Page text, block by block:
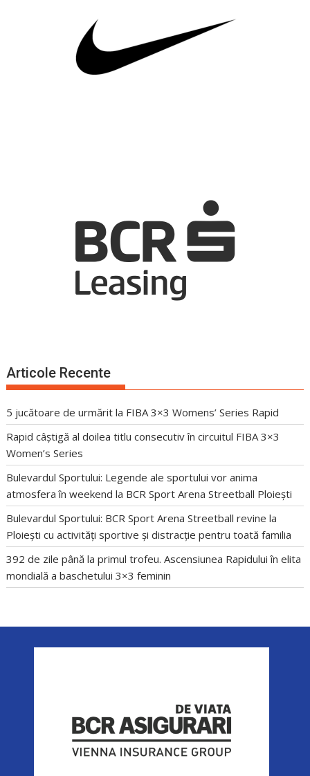
Articole Recente
5 jucătoare de urmărit la FIBA 3×3 Womens’ Series Rapid
Rapid câștigă al doilea titlu consecutiv în circuitul FIBA 3×3
Women’s Series
Bulevardul Sportului: Legende ale sportului vor anima
atmosfera în weekend la BCR Sport Arena Streetball Ploiești
Bulevardul Sportului: BCR Sport Arena Streetball revine la
Ploiești cu activități sportive și distracție pentru toată familia
392 de zile până la primul trofeu. Ascensiunea Rapidului în elita
mondială a baschetului 3×3 feminin